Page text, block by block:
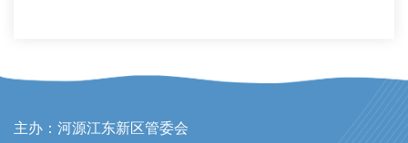
主办：河源江东新区管委会